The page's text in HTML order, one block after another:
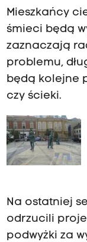
Mieszkańcy
śmieci będą
zaznaczają
problemu,
będą kolejne
czy ścieki.
Na ostatniej
odrzucili
podwyżki za